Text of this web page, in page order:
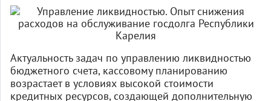
Актуальность задач по управлению ликвидностью
бюджетного счета, кассовому планированию
возрастает в условиях высокой стоимости
кредитных ресурсов, создающей дополнительную